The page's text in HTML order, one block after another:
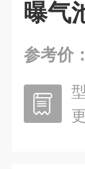
曝气
参考价：